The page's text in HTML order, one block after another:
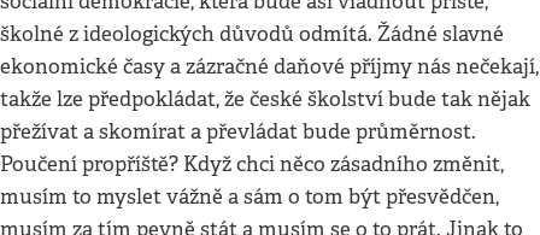
školné z ideologických důvodů odmítá. Žádné slavné
ekonomické časy a zázračné daňové příjmy nás nečekají,
takže lze předpokládat, že české školství bude tak nějak
přežívat a skomírat a převládat bude průměrnost.
Poučení propříště? Když chci něco zásadního změnit,
musím to myslet vážně a sám o tom být přesvědčen,
musím za tím pevně stát a musím se o to prát. Jinak to